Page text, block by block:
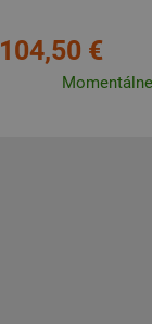
104,50 €